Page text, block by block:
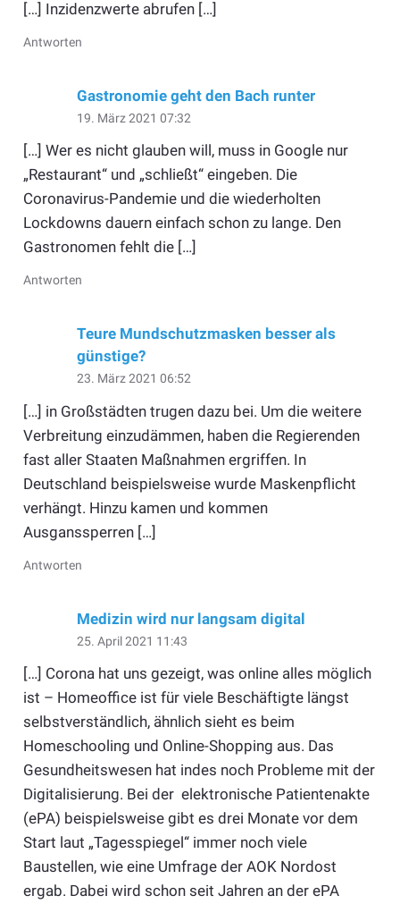
[…] Inzidenzwerte abrufen […]
Antworten
Gastronomie geht den Bach runter
19. März 2021 07:32
[…] Wer es nicht glauben will, muss in Google nur
„Restaurant“ und „schließt“ eingeben. Die
Coronavirus-Pandemie und die wiederholten
Lockdowns dauern einfach schon zu lange. Den
Gastronomen fehlt die […]
Antworten
Teure Mundschutzmasken besser als
günstige?
23. März 2021 06:52
[…] in Großstädten trugen dazu bei. Um die weitere
Verbreitung einzudämmen, haben die Regierenden
fast aller Staaten Maßnahmen ergriffen. In
Deutschland beispielsweise wurde Maskenpflicht
verhängt. Hinzu kamen und kommen
Ausganssperren […]
Antworten
Medizin wird nur langsam digital
25. April 2021 11:43
[…] Corona hat uns gezeigt, was online alles möglich
ist – Homeoffice ist für viele Beschäftigte längst
selbstverständlich, ähnlich sieht es beim
Homeschooling und Online-Shopping aus. Das
Gesundheitswesen hat indes noch Probleme mit der
Digitalisierung. Bei der elektronische Patientenakte
(ePA) beispielsweise gibt es drei Monate vor dem
Start laut „Tagesspiegel“ immer noch viele
Baustellen, wie eine Umfrage der AOK Nordost
ergab. Dabei wird schon seit Jahren an der ePA